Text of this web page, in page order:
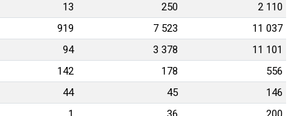
13 250
2 110
919 7 523
11 037
94 3 378
11 101
142 178
556
44 45
146